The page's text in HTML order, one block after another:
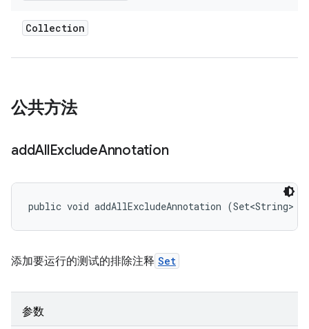
Collection
公共方法
addAllExcludeAnnotation
public void addAllExcludeAnnotation (Set<String>
添加要运行的测试的排除注释 Set
参数